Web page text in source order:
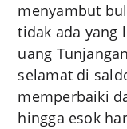
menyambut
tidak ada yang
uang
selamat di
memperbaiki
hingga esok